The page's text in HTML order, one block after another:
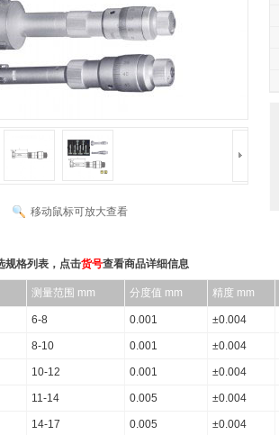
移动鼠标可放大查看
规格列表，点击货号查看商品详细信息
测量范围 mm 分度值 mm 精度 mm
6-8 0.001 ±0.004
8-10 0.001 ±0.004
10-12 0.001 ±0.004
11-14 0.005 ±0.004
14-17 0.005 ±0.004